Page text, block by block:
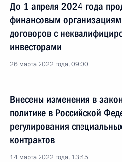
До 1 апреля 2024 года
финансовым
договоров с
инвесторами
26 марта 2022 года, 09:00
Внесены изменения в
политике в Российской
регулирования
контрактов
14 марта 2022 года, 13:45